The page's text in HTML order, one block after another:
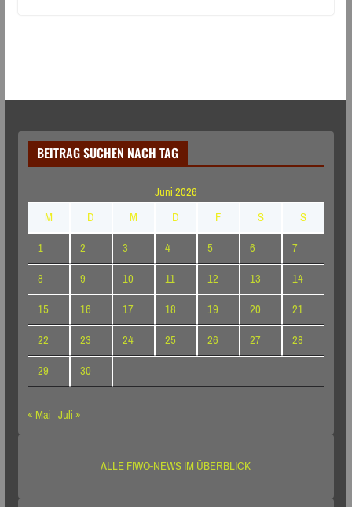
BEITRAG SUCHEN NACH TAG
Juni 2026
M
D M D F S
S
1
2 3 4 5 6
7
8
9 10 11 12 13
14
15
16 17 18 19 20
21
22
23 24 25 26 27
28
29
30
« Mai Juli »
ALLE FIWO-NEWS IM ÜBERBLICK